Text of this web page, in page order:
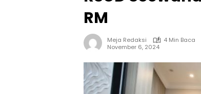
RM
Meja Redaksi
4 Min Baca
November 6, 2024